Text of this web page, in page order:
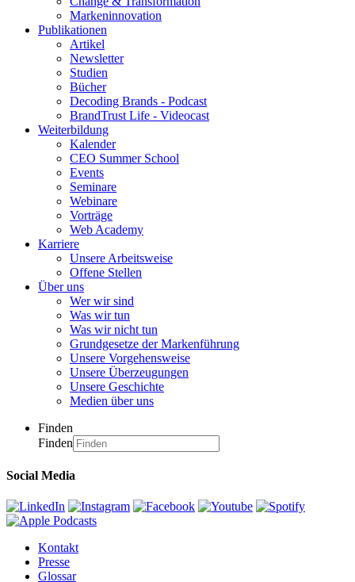
Markeninnovation
Publikationen
Artikel
Newsletter
Studien
Bücher
Decoding Brands - Podcast
BrandTrust Life - Videocast
Weiterbildung
Kalender
CEO Summer School
Events
Seminare
Webinare
Vorträge
Web Academy
Karriere
Unsere Arbeitsweise
Offene Stellen
Über uns
Wer wir sind
Was wir tun
Was wir nicht tun
Grundgesetze der Markenführung
Unsere Vorgehensweise
Unsere Überzeugungen
Unsere Geschichte
Medien über uns
Finden
Finden
Social Media
Kontakt
Presse
Glossar